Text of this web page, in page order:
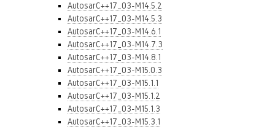
AutosarC++17_03-M14.5.2
AutosarC++17_03-M14.5.3
AutosarC++17_03-M14.6.1
AutosarC++17_03-M14.7.3
AutosarC++17_03-M14.8.1
AutosarC++17_03-M15.0.3
AutosarC++17_03-M15.1.1
AutosarC++17_03-M15.1.2
AutosarC++17_03-M15.1.3
AutosarC++17_03-M15.3.1